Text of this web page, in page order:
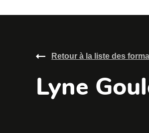
Retour à la liste des
Lyne